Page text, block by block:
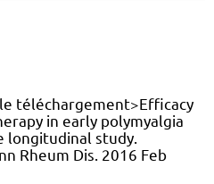
téléchargement>Efficacy
in early polymyalgia
longitudinal study.
Rheum Dis. 2016 Feb